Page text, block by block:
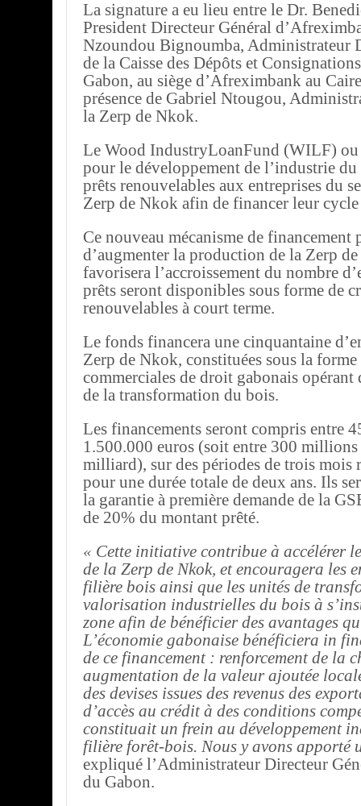
La signature a eu lieu entre le Dr.
President Directeur Général
Nzoundou Bignoumba, Administrateur
de la Caisse des Dépôts et
Gabon, au siège d’Afreximbank au
présence de Gabriel Ntougou,
la Zerp de Nkok.
Le Wood IndustryLoanFund (WILF) ou
pour le développement de l’industrie du
prêts renouvelables aux entreprises du
Zerp de Nkok afin de financer leur
Ce nouveau mécanisme de financement
d’augmenter la production de la Zerp
favorisera l’accroissement du nombre
prêts seront disponibles sous forme de
renouvelables à court terme.
Le fonds financera une cinquantaine
Zerp de Nkok, constituées sous la forme
commerciales de droit gabonais opérant
de la transformation du bois.
Les financements seront compris entre
1.500.000 euros (soit entre 300 millions
milliard), sur des périodes de trois mois
pour une durée totale de deux ans. Ils
la garantie à première demande de la
de 20% du montant prêté.
« Cette initiative contribue à accélérer
de la Zerp de Nkok, et encouragera les
filière bois ainsi que les unités de
valorisation industrielles du bois à
zone afin de bénéficier des avantages
L’économie gabonaise bénéficiera in
de ce financement : renforcement de la
augmentation de la valeur ajoutée
des devises issues des revenus des
d’accès au crédit à des conditions
constituait un frein au développement
filière forêt-bois. Nous y avons apporté
expliqué l’Administrateur Directeur
du Gabon.